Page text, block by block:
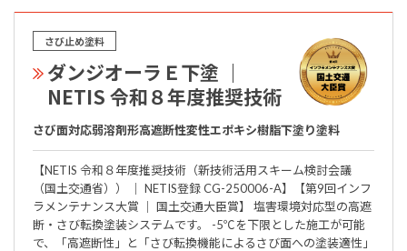
さび止め塗料
ダンジオーラＥ下塗 ｜
NETIS 令和８年度推奨技術
さび面対応弱溶剤形高遮断性変性エポキシ樹脂下塗り塗料
【NETIS 令和８年度推奨技術（新技術活用スキーム検討会議
（国土交通省）） ｜ NETIS登録 CG-250006-A】【第9回インフ
ラメンテナンス大賞 ｜ 国土交通大臣賞】 塩害環境対応型の高遮
断・さび転換塗装システムです。 -5℃を下限とした施工が可能
で、「高遮断性」と「さび転換機能によるさび面への塗装適性」